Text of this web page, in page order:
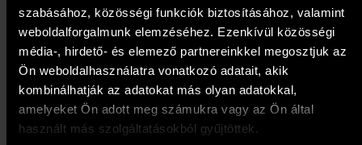
szabásához, közösségi funkciók biztosításához, valamint
weboldalforgalmunk elemzéséhez. Ezenkívül közösségi
média-, hirdető- és elemező partnereinkkel megosztjuk az
Ön weboldalhasználatra vonatkozó adatait, akik
kombinálhatják az adatokat más olyan adatokkal,
amelyeket Ön adott meg számukra vagy az Ön által
használt más szolgáltatásokból gyűjtöttek.
Neogrády Antal - Alkonyat
(30x40 cm)